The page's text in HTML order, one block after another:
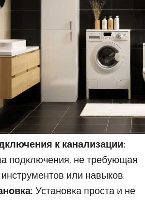
к канализации:
подключения, не требующая
или навыков.
Установка проста и не